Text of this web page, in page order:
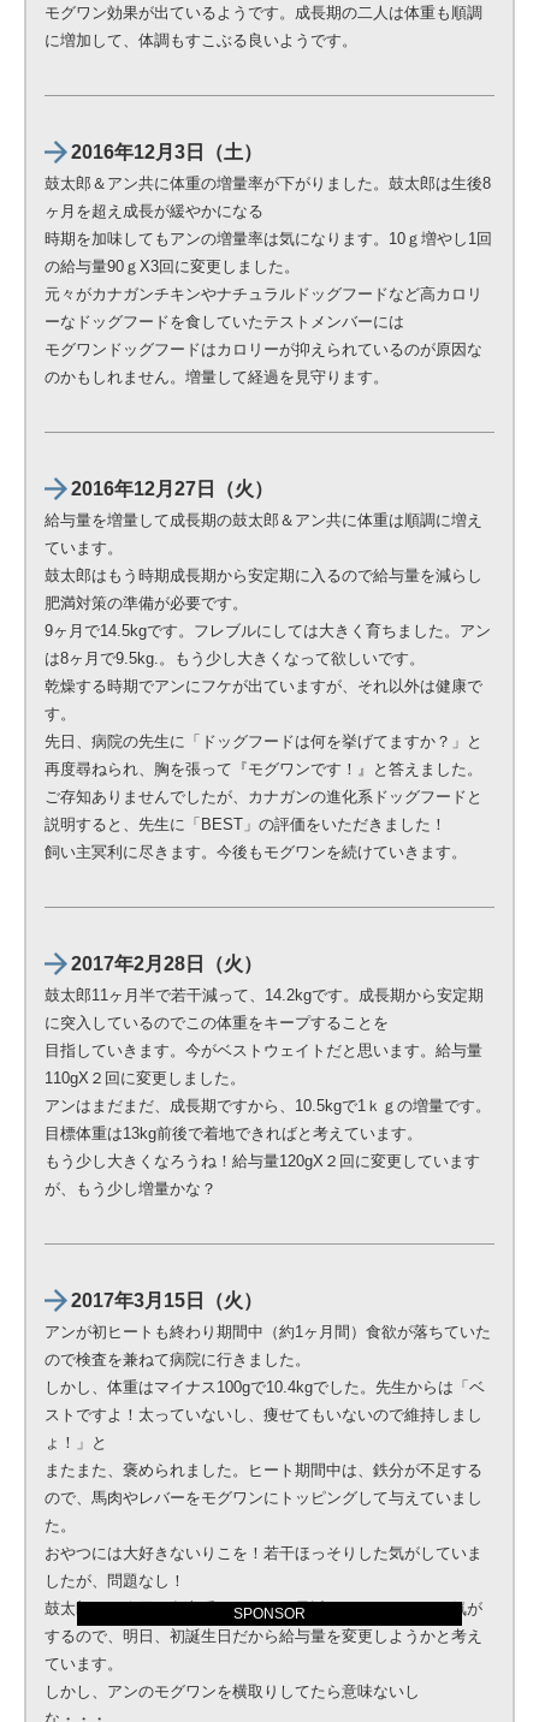
モグワン効果が出ているようです。成長期の二人は体重も順調
に増加して、体調もすこぶる良いようです。
2016年12月3日（土）
鼓太郎＆アン共に体重の増量率が下がりました。鼓太郎は生後8
ヶ月を超え成長が緩やかになる
時期を加味してもアンの増量率は気になります。10ｇ増やし1回
の給与量90ｇX3回に変更しました。
元々がカナガンチキンやナチュラルドッグフードなど高カロリ
ーなドッグフードを食していたテストメンバーには
モグワンドッグフードはカロリーが抑えられているのが原因な
のかもしれません。増量して経過を見守ります。
2016年12月27日（火）
給与量を増量して成長期の鼓太郎＆アン共に体重は順調に増え
ています。
鼓太郎はもう時期成長期から安定期に入るので給与量を減らし
肥満対策の準備が必要です。
9ヶ月で14.5kgです。フレブルにしては大きく育ちました。アン
は8ヶ月で9.5kg.。もう少し大きくなって欲しいです。
乾燥する時期でアンにフケが出ていますが、それ以外は健康で
す。
先日、病院の先生に「ドッグフードは何を挙げてますか？」と
再度尋ねられ、胸を張って『モグワンです！』と答えました。
ご存知ありませんでしたが、カナガンの進化系ドッグフードと
説明すると、先生に「BEST」の評価をいただきました！
飼い主冥利に尽きます。今後もモグワンを続けていきます。
2017年2月28日（火）
鼓太郎11ヶ月半で若干減って、14.2kgです。成長期から安定期
に突入しているのでこの体重をキープすることを
目指していきます。今がベストウェイトだと思います。給与量
110gX２回に変更しました。
アンはまだまだ、成長期ですから、10.5kgで1ｋｇの増量です。
目標体重は13kg前後で着地できればと考えています。
もう少し大きくなろうね！給与量120gX２回に変更しています
が、もう少し増量かな？
2017年3月15日（火）
アンが初ヒートも終わり期間中（約1ヶ月間）食欲が落ちていた
ので検査を兼ねて病院に行きました。
しかし、体重はマイナス100gで10.4kgでした。先生からは「ベ
ストですよ！太っていないし、痩せてもいないので維持しまし
ょ！」と
またまた、褒められました。ヒート期間中は、鉄分が不足する
ので、馬肉やレバーをモグワンにトッピングして与えていまし
た。
おやつには大好きないりこを！若干ほっそりした気がしていま
したが、問題なし！
鼓太郎は、今回お留守番でしたが、最近ふっくらしている気が
するので、明日、初誕生日だから給与量を変更しようかと考え
ています。
しかし、アンのモグワンを横取りしてたら意味ないし
SPONSOR